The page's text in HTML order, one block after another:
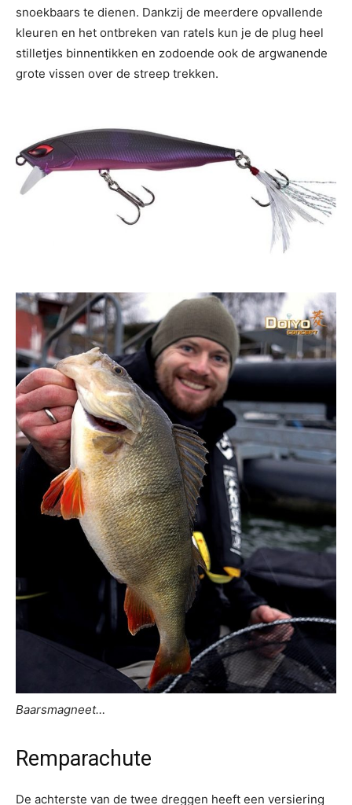
snoekbaars te dienen. Dankzij de meerdere opvallende
kleuren en het ontbreken van ratels kun je de plug heel
stilletjes binnentikken en zodoende ook de argwanende
grote vissen over de streep trekken.
Baarsmagneet…
Remparachute
De achterste van de twee dreggen heeft een versiering